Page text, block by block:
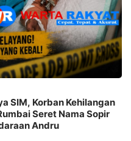
SIM, Korban Kehilangan
Seret Nama Sopir
Andru